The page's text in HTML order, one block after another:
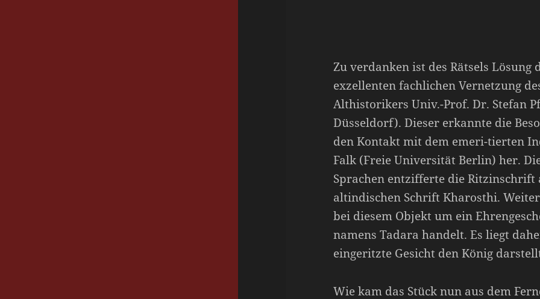
Zu verdanken ist des Rätsels
exzellenten fachlichen Vernetzung
Althistorikers Univ.-Prof. Dr. Stefan
Düsseldorf). Dieser erkannte die
den Kontakt mit dem emeri-tierten
Falk (Freie Universität Berlin) her.
Sprachen entzifferte die Ritzinschrift
altindischen Schrift Kharosthi.
bei diesem Objekt um ein
namens Tadara handelt. Es liegt
eingeritzte Gesicht den König
Wie kam das Stück nun aus dem